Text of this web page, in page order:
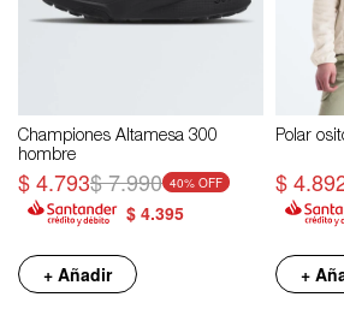
Championes Altamesa 300
hombre
$4.793$7.990 40
$ 4.395
+ Añadir
Polar
$
+